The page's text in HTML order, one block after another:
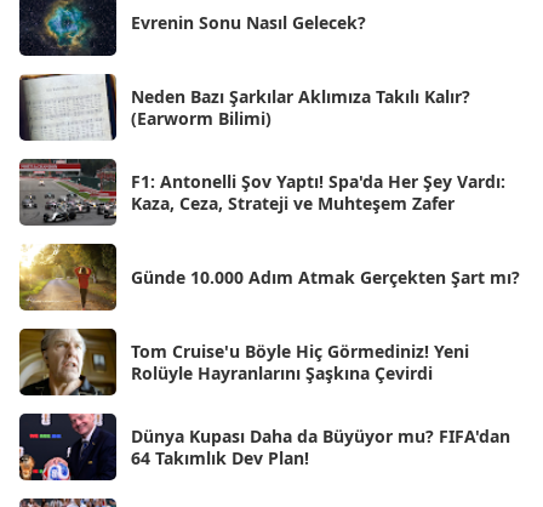
Tem 2025
Haz 2025
May 2025 [54]
Nis 2025 [56]
Mar 2025
Şub 2025
Oca 2025
Ara 2024 [25]
Kas 2024
Eki 2024 [46]
Eyl 2024
Evrenin Sonu Nasıl Gelecek?
Neden Bazı Şarkılar Aklımıza Takılı Kalır?
(Earworm Bilimi)
F1: Antonelli Şov Yaptı! Spa'da Her Şey Vardı:
Kaza, Ceza, Strateji ve Muhteşem Zafer
Günde 10.000 Adım Atmak Gerçekten Şart mı?
Tom Cruise'u Böyle Hiç Görmediniz! Yeni
Rolüyle Hayranlarını Şaşkına Çevirdi
Dünya Kupası Daha da Büyüyor mu? FIFA'dan
64 Takımlık Dev Plan!